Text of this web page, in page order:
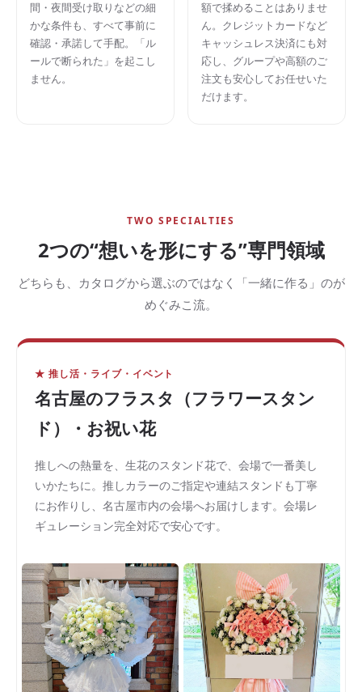
間・夜間受け取りなどの細
かな条件も、すべて事前に
確認・承諾して手配。「ル
ールで断られた」を起こし
ません。
額で揉めることはありませ
ん。クレジットカードなど
キャッシュレス決済にも対
応し、グループや高額のご
注文も安心してお任せいた
だけます。
TWO SPECIALTIES
2つの“想いを形にする”専門領域
どちらも、カタログから選ぶのではなく「一緒に作る」のが
めぐみこ流。
★ 推し活・ライブ・イベント
名古屋のフラスタ（フラワースタン
ド）・お祝い花
推しへの熱量を、生花のスタンド花で、会場で一番美し
いかたちに。推しカラーのご指定や連結スタンドも丁寧
にお作りし、名古屋市内の会場へお届けします。会場レ
ギュレーション完全対応で安心です。